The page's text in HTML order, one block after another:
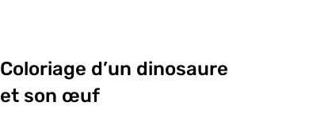
Coloriage d’un dinosaure
et son œuf